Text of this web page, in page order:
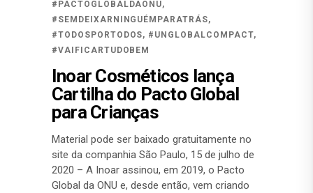
#PACTOGLOBALDAONU,
#SEMDEIXARNINGUÉMPARATRÁS,
#TODOSPORTODOS, #UNGLOBALCOMPACT,
#VAIFICARTUDOBEM
Inoar Cosméticos lança
Cartilha do Pacto Global
para Crianças
Material pode ser baixado gratuitamente no
site da companhia São Paulo, 15 de julho de
2020 – A Inoar assinou, em 2019, o Pacto
Global da ONU e, desde então, vem criando